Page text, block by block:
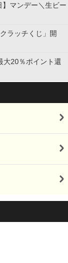
マンデー＼生ビー
ラッチくじ」開
大20％ポイント還